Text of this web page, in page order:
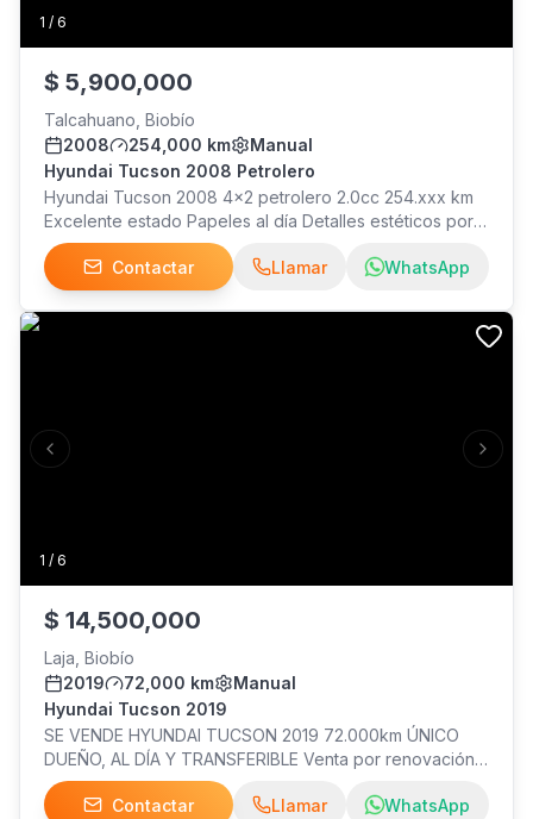
1 / 6
$ 5,900,000
Talcahuano, Biobío
2008
254,000 km
Manual
Hyundai Tucson 2008 Petrolero
Hyundai Tucson 2008 4x2 petrolero 2.0cc 254.xxx km
Excelente estado Papeles al día Detalles estéticos por
el año Se vende por renovación
Contactar
Llamar WhatsApp
1 / 6
Previous slide Next
$ 14,500,000
Laja, Biobío
2019
72,000 km
Manual
Hyundai Tucson 2019
SE VENDE HYUNDAI TUCSON 2019 72.000km ÚNICO
DUEÑO, AL DÍA Y TRANSFERIBLE Venta por renovación,
vehículo en excelente estado mecánico, todas sus
mantenimientos al día, A/C, alzavidrios eléctricos, frenos
Contactar Llamar WhatsApp